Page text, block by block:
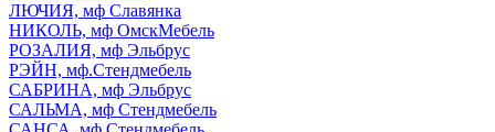
ЛЮЧИЯ, мф Славянка
НИКОЛЬ, мф ОмскМебель
РОЗАЛИЯ, мф Эльбрус
РЭЙН, мф.Стендмебель
САБРИНА, мф Эльбрус
САЛЬМА, мф Стендмебель